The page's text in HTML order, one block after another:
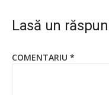
Lasă un
COMENTARIU *